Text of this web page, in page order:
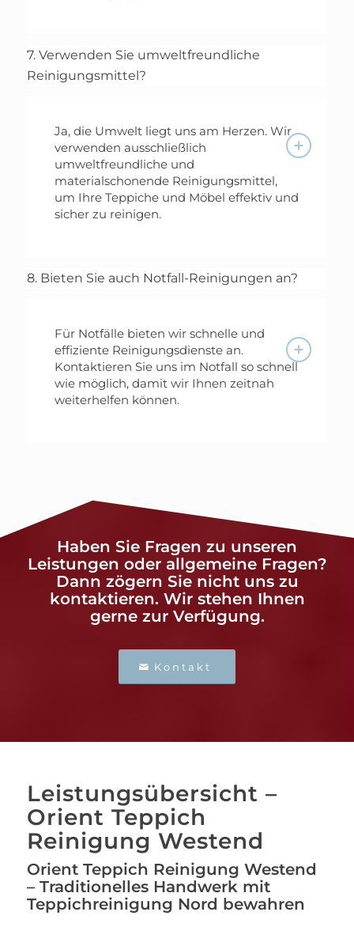
7. Verwenden Sie umweltfreundliche
Reinigungsmittel?
Ja, die Umwelt liegt uns am Herzen. Wir
verwenden ausschließlich
umweltfreundliche und
materialschonende Reinigungsmittel,
um Ihre Teppiche und Möbel effektiv und
sicher zu reinigen.
8. Bieten Sie auch Notfall-Reinigungen an?
Für Notfälle bieten wir schnelle und
effiziente Reinigungsdienste an.
Kontaktieren Sie uns im Notfall so schnell
wie möglich, damit wir Ihnen zeitnah
weiterhelfen können.
Haben Sie Fragen zu unseren
Leistungen oder allgemeine Fragen?
Dann zögern Sie nicht uns zu
kontaktieren. Wir stehen Ihnen
gerne zur Verfügung.
Kontakt
Leistungsübersicht –
Orient Teppich
Reinigung Westend
Orient Teppich Reinigung Westend
– Traditionelles Handwerk mit
Teppichreinigung Nord bewahren